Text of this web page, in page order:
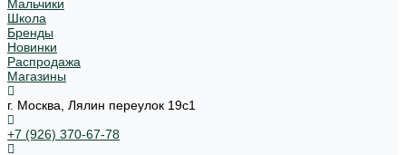
Мальчики
Школа
Бренды
Новинки
Распродажа
Магазины
г. Москва, Лялин переулок 19с1
+7 (926) 370-67-78